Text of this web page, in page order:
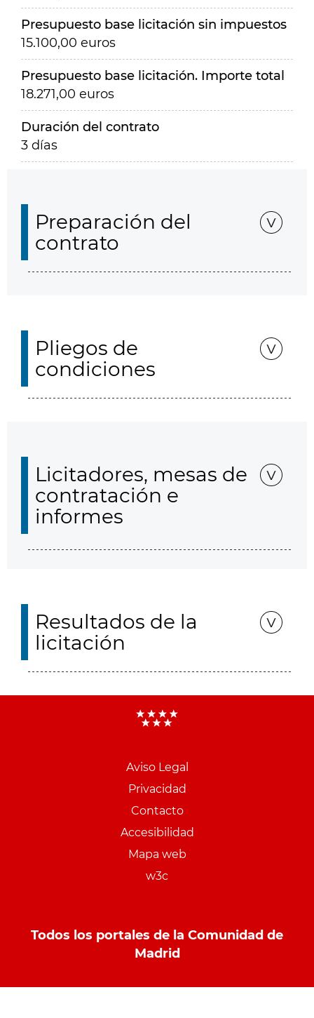
Presupuesto base licitación sin impuestos
15.100,00 euros
Presupuesto base licitación. Importe total
18.271,00 euros
Duración del contrato
3 días
Preparación del
contrato
Pliegos de
condiciones
Licitadores, mesas de
contratación e
informes
Resultados de la
licitación
Aviso Legal
Privacidad
Contacto
Accesibilidad
Mapa web
w3c
Todos los portales de la Comunidad de
Madrid